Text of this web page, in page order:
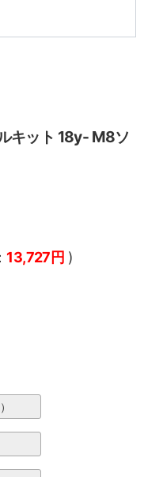
キット 18y- M8ソ
13,727円 )